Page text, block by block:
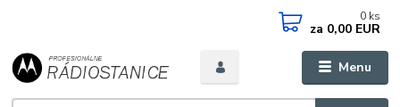
Menu
0 ks
za 0,00 EUR